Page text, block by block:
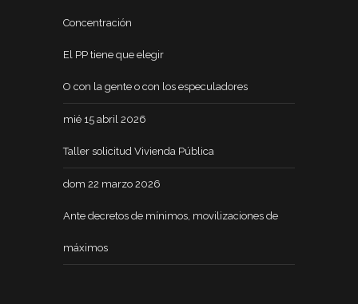
Concentración
El PP tiene que elegir
O con la gente o con los especuladores
mié 15 abril 2026
Taller solicitud Vivienda Pública
dom 22 marzo 2026
Ante decretos de mínimos, movilizaciones de
máximos